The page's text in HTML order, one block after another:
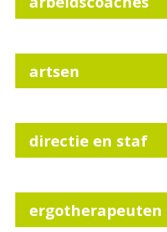
artsen
directie en staf
ergotherapeuten